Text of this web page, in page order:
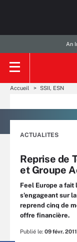
An
Accueil SSII, ESN
ACTUALITES
Reprise de
et Groupe
Feel Europe a
s'engageant sur
reprend cinq de
offre financière.
Publié le: 09 févr. 2011